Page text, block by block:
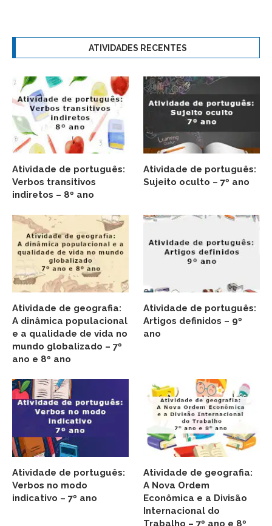
ATIVIDADES RECENTES
Atividade de português:
Verbos transitivos
indiretos – 8º ano
Atividade de português:
Sujeito oculto – 7º ano
Atividade de geografia:
A dinâmica populacional
e a qualidade de vida no
mundo globalizado – 7º
ano e 8º ano
Atividade de português:
Artigos definidos – 9º
ano
Atividade de português:
Verbos no modo
indicativo – 7º ano
Atividade de geografia:
A Nova Ordem
Econômica e a Divisão
Internacional do
Trabalho – 7º ano e 8º